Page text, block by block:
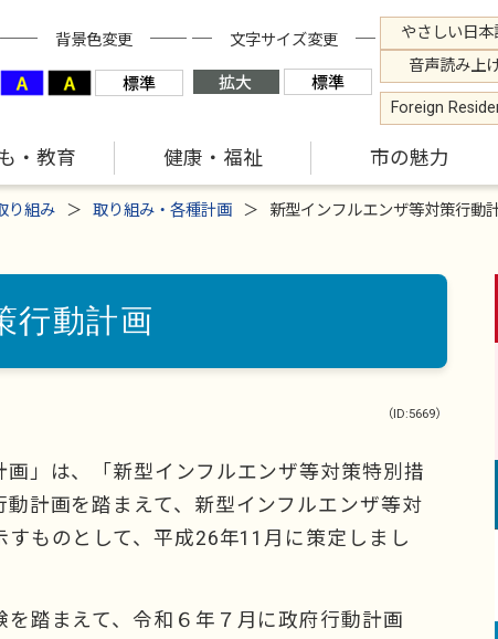
背景色変更 文字サイズ変更
やさしい日本
音声読み上
Foreign
・教育 健康・福祉 市の魅力
り組み 取り組み・各種計画 新型インフルエンザ等対策行動
行動計画
（ID:5669）
」は、「新型インフルエンザ等対策特別措
計画を踏まえて、新型インフルエンザ等対
ものとして、平成26年11月に策定しまし
踏まえて、令和６年７月に政府行動計画